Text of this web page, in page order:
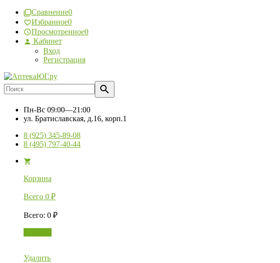
Сравнение0
Избранное0
Просмотренное0
Кабинет
Вход
Регистрация
Пн-Вс 09:00—21:00
ул. Братиславская, д.16, корп.1
8 (925) 345-89-08
8 (495) 797-40-44
Корзина
Всего 0 ₽
Всего: 0 ₽
Удалить